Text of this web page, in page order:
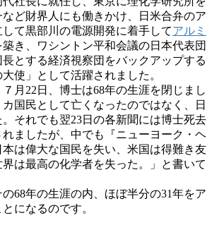
ど財界人にも働きかけ、日米合弁のア
て黒部川の電源開発に着手してアルミ
き、ワシントン平和会議の日本代表団
とする経済視察団をバックアップする
使」として活躍されました。
７月22日、博士は68年の生涯を閉じまし
国民として亡くなったのではなく、日
それでも翌23日の各新聞には博士死去
ましたが、中でも『ニューヨーク・ヘ
は偉大な国民を失い、米国は得難き友
は最高の化学者を失った。」と書いて
68年の生涯の内、ほぼ半分の31年をア
になるのです。